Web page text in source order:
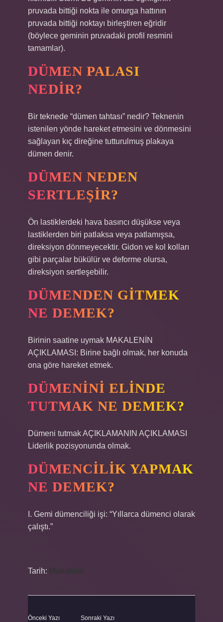
pruvada bittiği nokta ile omurga hattının
pruvada bittiği noktayı birleştiren eğridir
(böylece geminin pruvadaki profil resmini
tamamlar).
DÜMEN PALASI
NEDIR?
Bir teknede “dümen tahtası” nedir? Teknenin
istenilen yönde hareket etmesini ve dönmesini
sağlayan kıç direğine tutturulmuş plakaya
dümen denir.
DÜMEN NEDEN
SERTLEŞIR?
Ön lastiklerdeki hava basıncı düşükse veya
lastiklerden biri patlaksa veya patlamışsa,
direksiyon dönmeyecektir. Gidon ve kol kolları
gibi parçalar bükülür ve deforme olursa,
direksiyon sertleşebilir.
DÜMENDEN GITMEK
NE DEMEK?
Birinin saatine uymak MAKALENİN
AÇIKLAMASI: Birine bağlı olmak, her konuda
ona göre hareket etmek.
DÜMENINI ELINDE
TUTMAK NE DEMEK?
Dümeni tutmak AÇIKLAMANIN AÇIKLAMASI
Liderlik pozisyonunda olmak.
DÜMENCILIK YAPMAK
NE DEMEK?
I. Gemi dümenciliği işi: “Yıllarca dümenci olarak
çalıştı.”
Tarih:
Önceki Yazı Sonraki Yazı